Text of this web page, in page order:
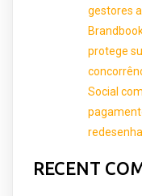
gestores
protege
Social
RECENT